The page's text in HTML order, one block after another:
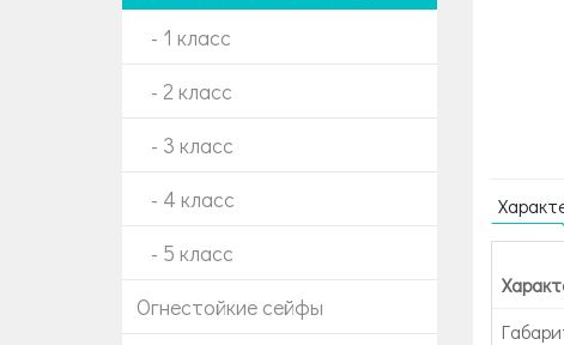
- 1 класс
- 2 класс
- 3 класс
- 4 класс
- 5 класс
Огнестойкие сейфы